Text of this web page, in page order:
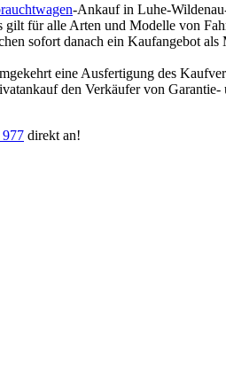
-Ankauf in Luhe-
gilt für alle Arten und Modelle von
sofort danach ein Kaufangebot
eine Ausfertigung des
den Verkäufer von
977 direkt an!